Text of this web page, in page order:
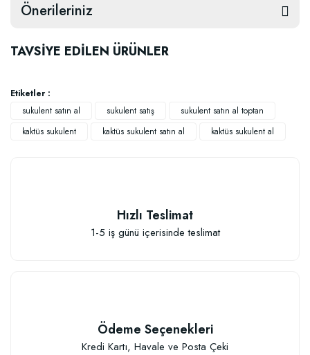
Önerileriniz
TAVSİYE EDİLEN ÜRÜNLER
41,17 TL
Etiketler :
sukulent satın al
sukulent satış
sukulent satın al toptan
kaktüs sukulent
kaktüs sukulent satın al kaktüs sukulent al
Hızlı Teslimat
1-5 iş günü içerisinde teslimat
Ödeme Seçenekleri
Kredi Kartı, Havale ve Posta Çeki